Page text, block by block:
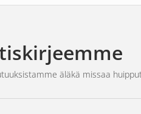
valuman, mikä tekee
ja etuna on, että käytät
äläkä missaa